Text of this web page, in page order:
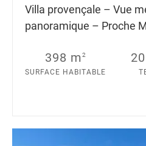
Villa provençale – Vue
panoramique – Proche
398 m2
SURFACE HABITABLE